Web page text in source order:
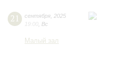
21 сентября 2025
19:00 Вс
Малый зал